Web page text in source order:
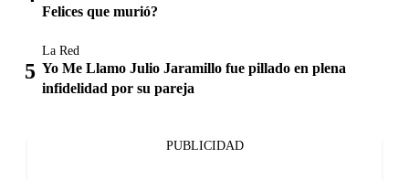
Felices que murió?
La Red
Yo Me Llamo Julio Jaramillo fue pillado en plena
infidelidad por su pareja
PUBLICIDAD